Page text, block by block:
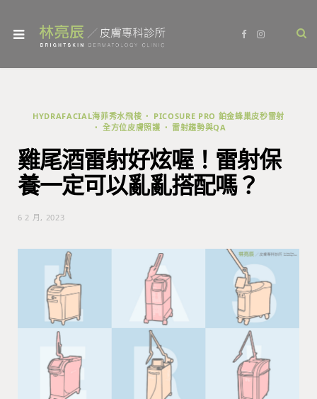
b
I
a
HYDRAFACIAL海菲秀水飛梭
PICOSURE PRO 鉑金蜂巢皮秒雷射
全方位皮膚照護
雷射趨勢與QA
雞尾酒雷射好炫喔！雷射保
養一定可以亂亂搭配嗎？
6 2 月, 2023